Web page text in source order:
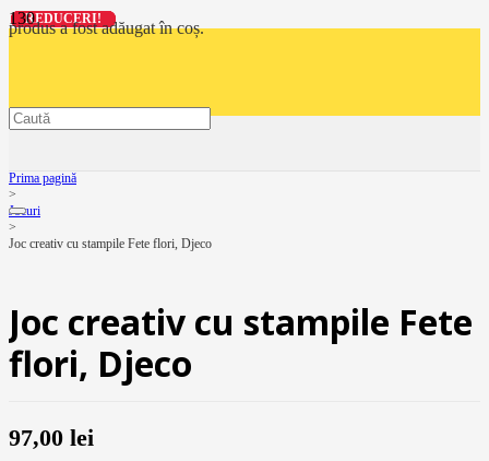
produsa fost adăugat în coș.
Prima pagină
>
Jocuri
>
Joc creativ cu stampile Fete flori, Djeco
Joc creativ cu stampile Fete
flori, Djeco
97,00 lei
REDUCERI!
REDUCERI!
REDUCERI!
REDUCERI!